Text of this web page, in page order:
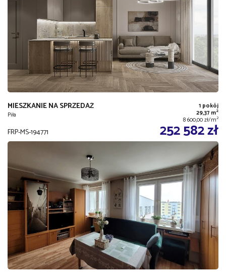
MIESZKANIE NA SPRZEDAŻ
Piła
1 pokój
29,37 m2
8 600,00 zł/m2
FRP-MS-194771 252 582 zł